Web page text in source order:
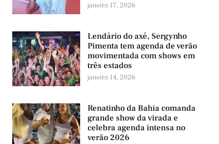
janeiro 17, 2026
Lendário do axé, Sergynho
Pimenta tem agenda de verão
movimentada com shows em
três estados
janeiro 14, 2026
Renatinho da Bahia comanda
grande show da virada e
celebra agenda intensa no
verão 2026